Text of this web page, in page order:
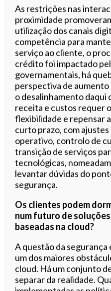
As restrições nas
proximidade
utilização dos canais
competência para
serviço ao cliente, o
crédito foi impactado
governamentais, há
perspectiva de
o desalinhamento
receita e custos requer
flexibilidade e repensar
curto prazo, com
operativo, controlo de
transição de serviços
tecnológicas,
levantar dúvidas do
segurança.
Os clientes podem
num futuro de
baseadas na cloud?
A questão da
um dos maiores
cloud. Há um conjunto
separar da realidade.